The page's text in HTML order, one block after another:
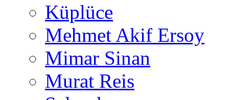
Küplüce
Mehmet Akif Ersoy
Mimar Sinan
Murat Reis